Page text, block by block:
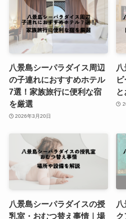
八景島シーパラダイス周辺
の子連れにおすすめホテル
7選！家族旅行に便利な宿
を厳選
2026年3月20日
八景島シーパラダイスの授
乳室・おむつ替え事情｜場
ク